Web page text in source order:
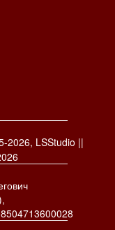
2026, LSStudio ||